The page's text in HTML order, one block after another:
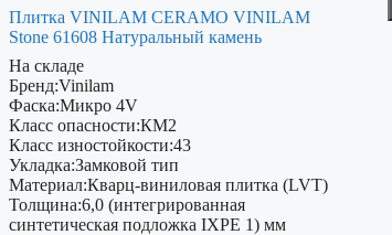
Плитка VINILAM CERAMO VINILAM
Stone 61608 Натуральный камень
На складе
Бренд:Vinilam
Фаска:Микро 4V
Класс опасности:КМ2
Класс изностойкости:43
Укладка:Замковой тип
Материал:Кварц-виниловая плитка (LVT)
Толщина:6,0 (интегрированная
синтетическая подложка IXPE 1) мм